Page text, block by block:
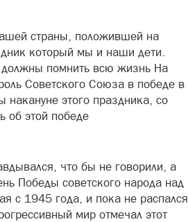
страны, положившей на
который мы и наши дети.
должны помнить всю жизнь На
Советского Союза в победе в
накануне этого праздника, со
об этой победе
что бы не говорили, а
Победы советского народа над
с 1945 года, и пока не распался
мир отмечал этот